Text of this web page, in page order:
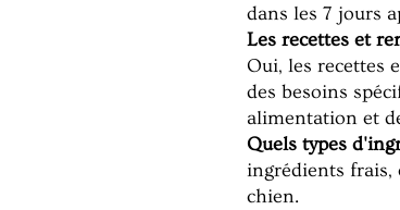
dans les 7 jours
Les recettes et
Oui, les recettes
des besoins
alimentation et
Quels types
ingrédients
chien.